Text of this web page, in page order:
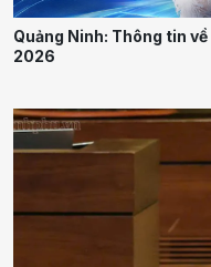
Quảng Ninh: Thông tin
2026